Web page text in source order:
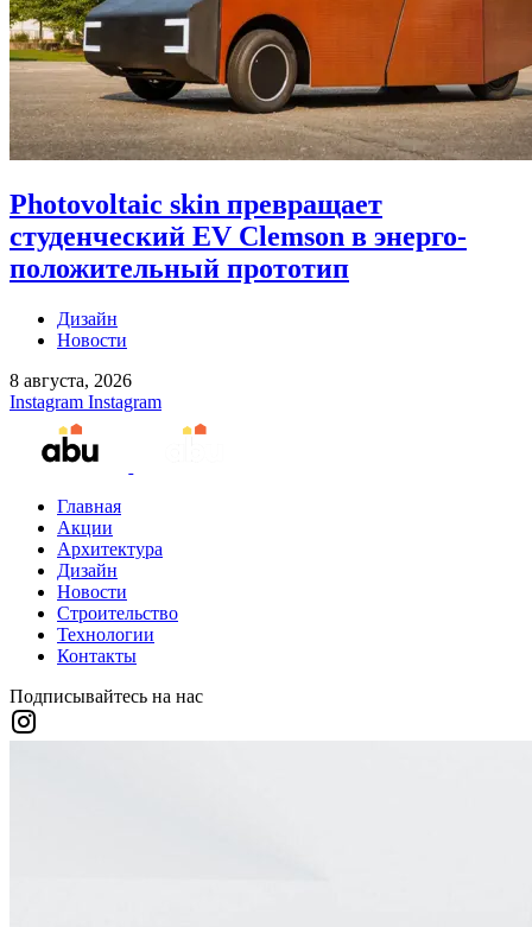
Photovoltaic skin превращает
студенческий EV Clemson в энерго-
положительный прототип
Дизайн
Новости
8 августа, 2026
Instagram Instagram
Главная
Акции
Архитектура
Дизайн
Новости
Строительство
Технологии
Контакты
Подписывайтесь на нас